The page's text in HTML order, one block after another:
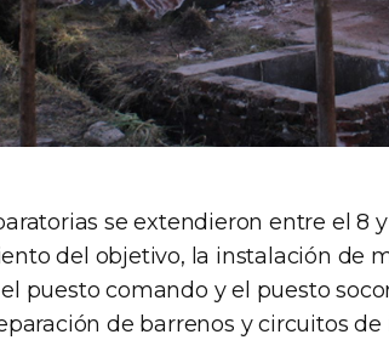
se extendieron entre el 8
del objetivo, la instalación de
puesto comando y el puesto
de barrenos y circuitos